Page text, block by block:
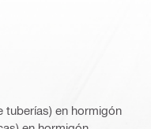
tuberías) en hormigón